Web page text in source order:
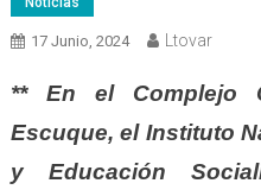
17 Junio, 2024 Ltovar
** En el Complejo
Escuque, el Instituto
y Educación